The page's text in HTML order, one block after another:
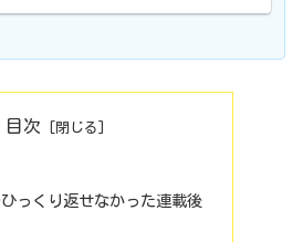
目次
っくり返せなかった連載後